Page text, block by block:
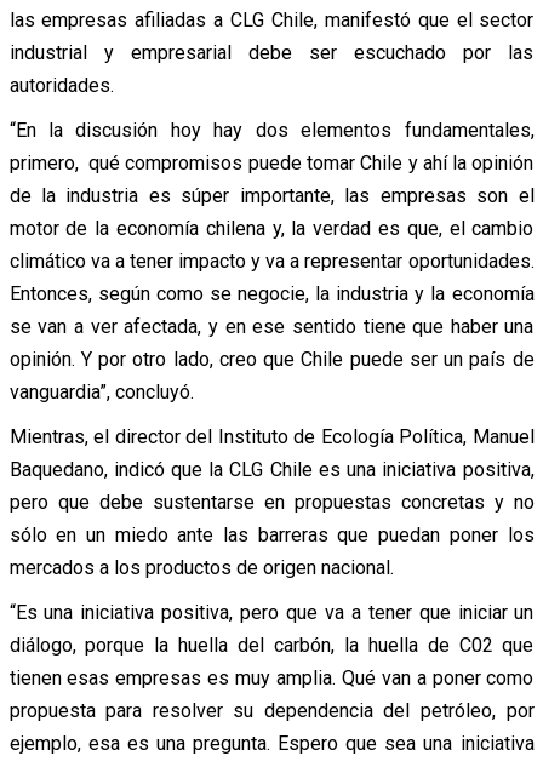
las empresas afiliadas a CLG Chile, manifestó que el sector
industrial y empresarial debe ser escuchado por las
autoridades.
“En la discusión hoy hay dos elementos fundamentales,
primero, qué compromisos puede tomar Chile y ahí la opinión
de la industria es súper importante, las empresas son el
motor de la economía chilena y, la verdad es que, el cambio
climático va a tener impacto y va a representar oportunidades.
Entonces, según como se negocie, la industria y la economía
se van a ver afectada, y en ese sentido tiene que haber una
opinión. Y por otro lado, creo que Chile puede ser un país de
vanguardia”, concluyó.
Mientras, el director del Instituto de Ecología Política, Manuel
Baquedano, indicó que la CLG Chile es una iniciativa positiva,
pero que debe sustentarse en propuestas concretas y no
sólo en un miedo ante las barreras que puedan poner los
mercados a los productos de origen nacional.
“Es una iniciativa positiva, pero que va a tener que iniciar un
diálogo, porque la huella del carbón, la huella de C02 que
tienen esas empresas es muy amplia. Qué van a poner como
propuesta para resolver su dependencia del petróleo, por
ejemplo, esa es una pregunta. Espero que sea una iniciativa